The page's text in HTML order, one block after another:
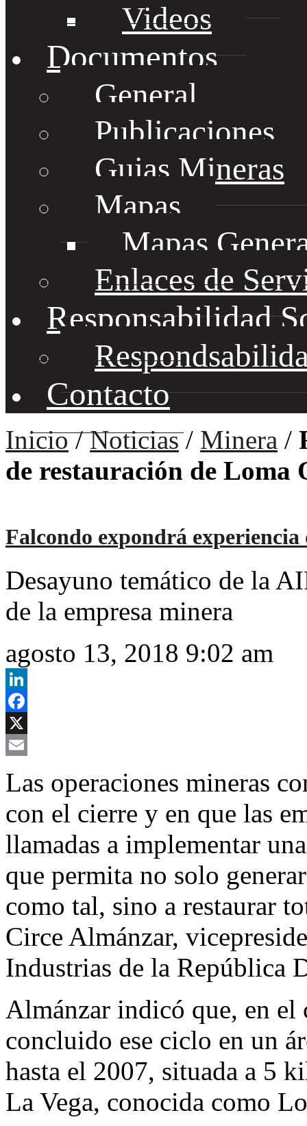
Videos
Documentos
General
Publicaciones
Guias Mineras
Mapas
Mapas
Enlaces de
Responsabilidad
Contacto
Inicio/Noticias/ Minera /
de restauración de Loma
Falcondo expondrá
Desayuno temático de la
de la empresa minera
agosto 13, 2018 9:02 am
LinkedIn
Facebook
X
Las operaciones mineras
con el cierre y en que las
llamadas a implementar
que permita no solo
como tal, sino a restaurar
Circe Almánzar,
Industrias de la República
Almánzar indicó que, en el
concluido ese ciclo en un
hasta el 2007, situada a 5
La Vega, conocida como